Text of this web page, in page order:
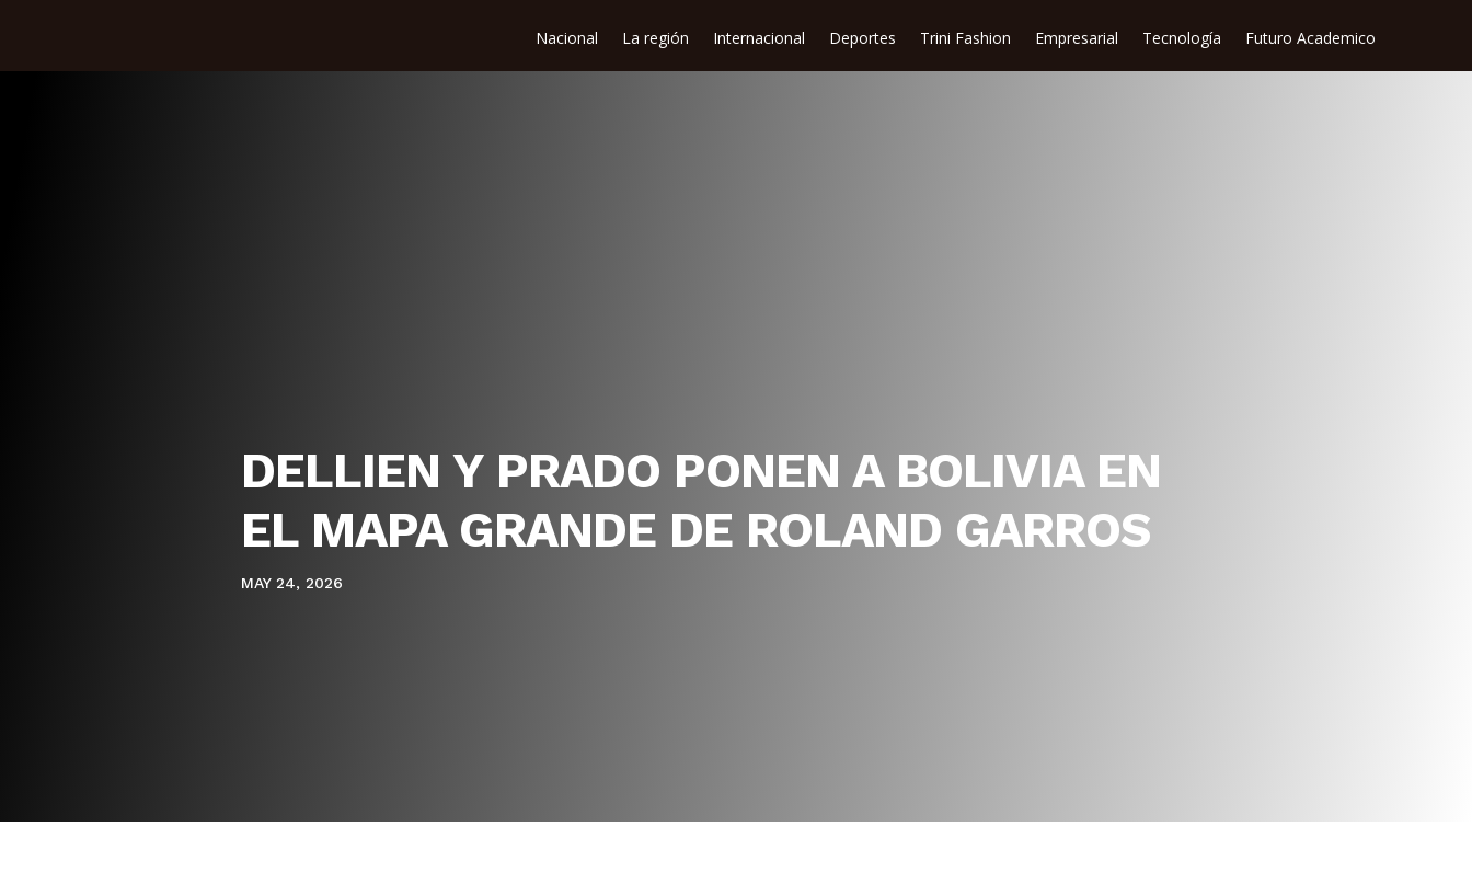
Nacional La región Internacional Deportes Trini Fashion Empresarial Tecnología Futuro Academico
DELLIEN Y PRADO PONEN A BOLIVIA EN
EL MAPA GRANDE DE ROLAND GARROS
MAY 24, 2026